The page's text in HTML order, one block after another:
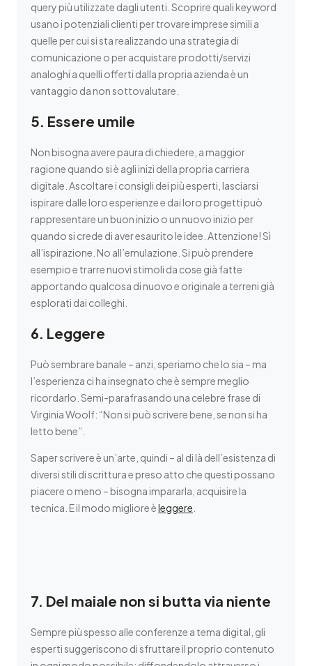
query più utilizzate dagli utenti. Scoprire quali keyword
usano i potenziali clienti per trovare imprese simili a
quelle per cui si sta realizzando una strategia di
comunicazione o per acquistare prodotti/servizi
analoghi a quelli offerti dalla propria azienda è un
vantaggio da non sottovalutare.
5. Essere umile
Non bisogna avere paura di chiedere, a maggior
ragione quando si è agli inizi della propria carriera
digitale. Ascoltare i consigli dei più esperti, lasciarsi
ispirare dalle loro esperienze e dai loro progetti può
rappresentare un buon inizio o un nuovo inizio per
quando si crede di aver esaurito le idee. Attenzione! Sì
all’ispirazione. No all’emulazione. Si può prendere
esempio e trarre nuovi stimoli da cose già fatte
apportando qualcosa di nuovo e originale a terreni già
esplorati dai colleghi.
6. Leggere
Può sembrare banale – anzi, speriamo che lo sia – ma
l’esperienza ci ha insegnato che è sempre meglio
ricordarlo. Semi-parafrasando una celebre frase di
Virginia Woolf: “Non si può scrivere bene, se non si ha
letto bene”.
Saper scrivere è un’arte, quindi – al di là dell’esistenza di
diversi stili di scrittura e preso atto che questi possano
piacere o meno – bisogna impararla, acquisire la
tecnica. E il modo migliore èleggere
7. Del maiale non si butta via niente
Sempre più spesso alle conferenze a tema digital, gli
esperti suggeriscono di sfruttare il proprio contenuto